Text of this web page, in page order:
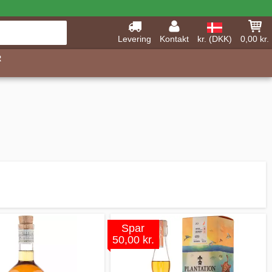
Levering Kontakt kr. (DKK)
0,00 kr.
Spar
50,00 kr.